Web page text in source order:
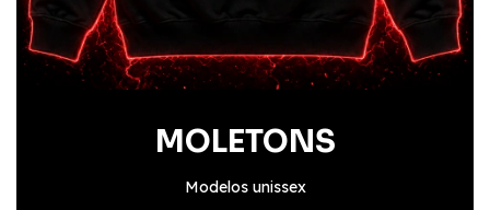
MOLETONS
Modelos unissex